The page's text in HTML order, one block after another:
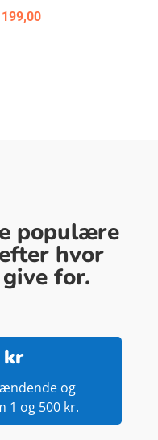
199,00
populære
hvor
for.
kr
og
1 og 500 kr.